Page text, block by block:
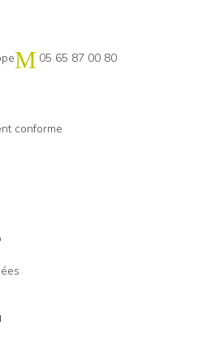
05 65 87 00 80
conforme